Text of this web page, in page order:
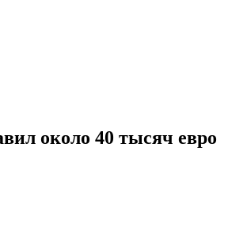
около 40 тысяч евро